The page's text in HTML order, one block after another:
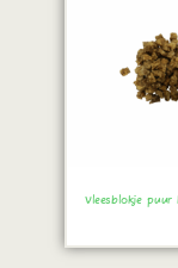
Vleesblokje puur